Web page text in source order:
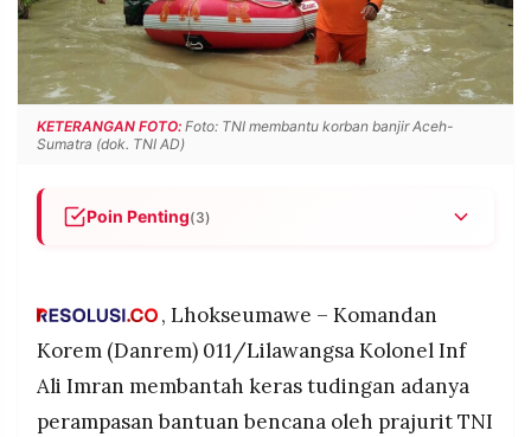
POLICY WARGA
INFORMASI
IKLAN
KIRIM
TULISAN
PENGADUAN TERM
OF
KETERANGAN FOTO: Foto: TNI membantu korban banjir Aceh-
Sumatra (dok. TNI AD)
Poin Penting(3)
bencana oleh TNI dan menegaskan prajurit
yang tertib dan adil.
Pengamanan bantuan dilakukan atas perintah
Menko Polhukam dan BNPB, dengan pendataan
, Lhokseumawe – Komandan
Korem (Danrem) 011/Lilawangsa Kolonel Inf
Ali Imran membantah keras tudingan adanya
perampasan bantuan bencana oleh prajurit TNI